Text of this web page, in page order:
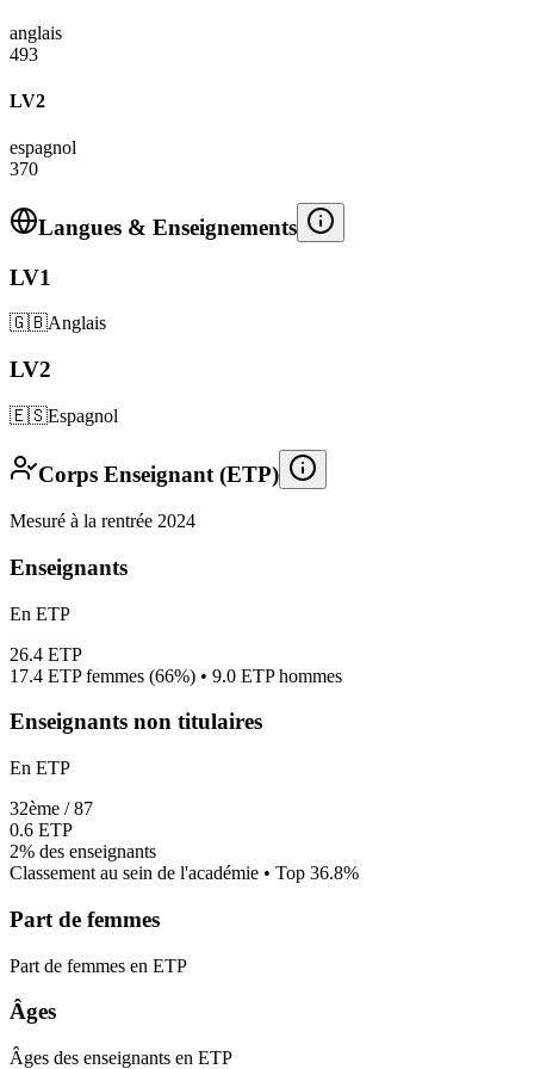
anglais
493
LV2
espagnol
370
Langues & Enseignements
LV1
🇬🇧Anglais
LV2
🇪🇸Espagnol
Corps Enseignant (ETP)
Mesuré à la rentrée 2024
Enseignants
En ETP
26.4 ETP
17.4 ETP femmes (66%) • 9.0 ETP hommes
Enseignants non titulaires
En ETP
32ème /87
0.6 ETP
2% des enseignants
Classement au sein de l'académie • Top 36.8%
Part de femmes
Part de femmes en ETP
Âges
Âges des enseignants en ETP